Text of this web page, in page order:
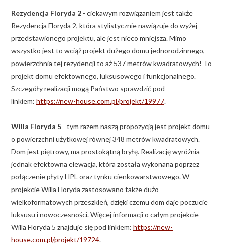
Rezydencja Floryda 2 - ciekawym rozwiązaniem jest także
Rezydencja Floryda 2, która stylistycznie nawiązuje do wyżej
przedstawionego projektu, ale jest nieco mniejsza. Mimo
wszystko jest to wciąż projekt dużego domu jednorodzinnego,
powierzchnia tej rezydencji to aż 537 metrów kwadratowych! To
projekt domu efektownego, luksusowego i funkcjonalnego.
Szczegóły realizacji mogą Państwo sprawdzić pod
linkiem: https://new-house.com.pl/projekt/19977.
Willa Floryda 5 - tym razem naszą propozycją jest projekt domu
o powierzchni użytkowej równej 348 metrów kwadratowych.
Dom jest piętrowy, ma prostokątną bryłę. Realizację wyróżnia
jednak efektowna elewacja, która została wykonana poprzez
połączenie płyty HPL oraz tynku cienkowarstwowego. W
projekcie Willa Floryda zastosowano także dużo
wielkoformatowych przeszkleń, dzięki czemu dom daje poczucie
luksusu i nowoczesności. Więcej informacji o całym projekcie
Willa Floryda 5 znajduje się pod linkiem: https://new-
house.com.pl/projekt/19724.